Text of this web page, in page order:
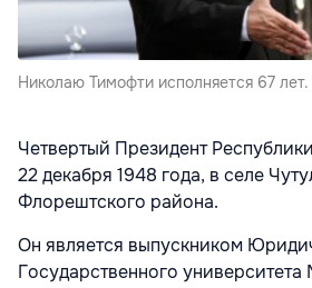
Николаю Тимофти исполняется 67 лет.
Четвертый Президент
22 декабря 1948 года, в селе
Флорештского района.
Он является выпускником
Государственного